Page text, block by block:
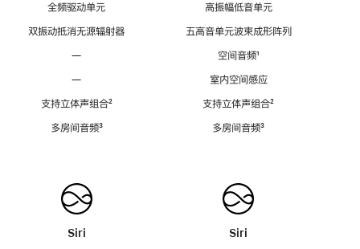
全频驱动单元
双振动抵消无源辐射器
—
—
支持立体声组合脚
²
多房间音频脚
³
Siri
高振幅低音单元
五高音单元波束成形阵列
空间音频脚
¹
室内空间感应
支持立体声组合脚
²
多房间音频脚
³
Siri